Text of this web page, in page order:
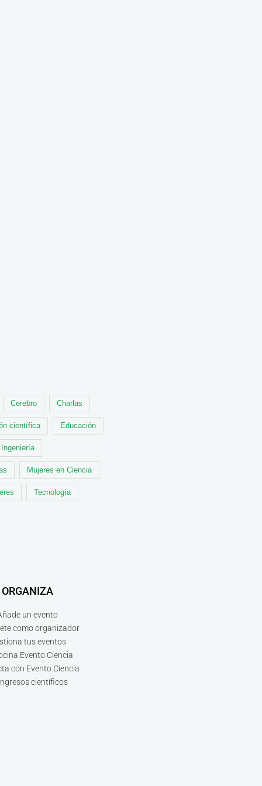
Cerebro Charlas
científica Educación
Ingeniería
Mujeres en Ciencia
Tecnología
ORGANIZA
un evento
como organizador
tus eventos
Evento Ciencia
con Evento Ciencia
científicos